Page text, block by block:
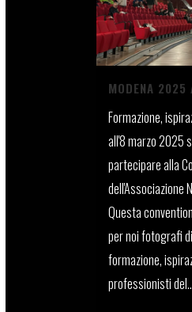
MODENA 2025
Formazione,
all'8 marzo 2025
partecipare alla
dell'Associazione
Questa
per noi fotografi
formazione,
professionisti